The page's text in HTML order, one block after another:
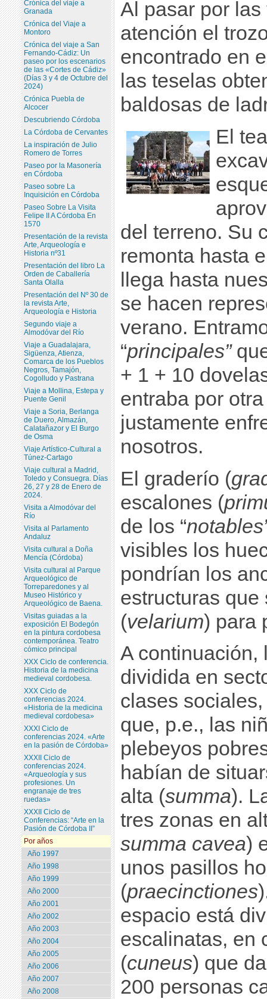
Al pasar por
atención el
encontrado en
las teselas
baldosas de
El
del terreno. Su
remonta hasta
llega hasta
se hacen
verano.
“principales”
+ 1 + 10
entraba por
justamente
nosotros.
El graderío (
escalones (
de los “
visibles los
pondrían los
estructuras
(velarium) para
A
dividida en
clases
que, p.e., las
plebeyos
habían de
alta (summa).
tres zonas en
summa cavea)
unos pasillos
(praecinctiones
espacio está
escalinatas, en
(cuneus) que
200 personas
Crónica del viaje a
Granada
Crónica del Viaje a
Montoro
Crónica del viaje a San
Fernando-Cádiz: Un
paseo por los escenarios
de las «Cortes de Cádiz»
(Días 3 y 4 de Octubre del
2024)
Crónica Puebla de
Alcocer
Descubriendo Córdoba
La Córdoba de Cervantes
La inspiración de Julio
Romero de Torres
Paseo por la Masonería
en Córdoba
Paseo sobre La
Inquisición en Córdoba
Paseo Sobre La Visita
Felipe II A Córdoba En
1570
Presentación de la revista
Arte, Arqueología e
Historia nº31
Presentación del libro La
Orden de Caballería
Santa Olalla
Presentación del Nº 30 de
la revista Arte,
Arqueología e Historia
Segundo viaje a
Almodóvar del Río
Viaje a Guadalajara,
Sigüenza, Atienza,
Comarca de los Pueblos
Negros, Tamajón,
Cogolludo y Pastrana
Viaje a Mollina, Estepa y
Puente Genil
Viaje a Soria, Berlanga
de Duero, Almazán,
Calatañazor y El Burgo
de Osma
Viaje Artístico-Cultural a
Túnez-Cartago
Viaje cultural a Madrid,
Toledo y Consuegra. Días
26, 27 y 28 de Enero de
2024.
Visita a Almodóvar del
Río
Visita al Parlamento
Andaluz
Visita cultural a Doña
Mencía (Córdoba)
Visita cultural al Parque
Arqueológico de
Torreparedones y al
Museo Histórico y
Arqueológico de Baena.
Visitas guiadas a la
exposición El Bodegón
en la pintura cordobesa
contemporánea. Teatro
cómico principal
XXX Ciclo de conferencia.
Historia de la medicina
medieval cordobesa.
XXX Ciclo de
conferencias 2024.
«Historia de la medicina
medieval cordobesa»
XXXI Ciclo de
conferencias 2024. «Arte
en la pasión de Córdoba»
XXXII Ciclo de
conferencias 2024.
«Arqueología y sus
profesiones. Un
engranaje de tres
ruedas»
XXXII Ciclo de
Conferencias: “Arte en la
Pasión de Córdoba II”
Por años
Año 1997
Año 1998
Año 1999
Año 2000
Año 2001
Año 2002
Año 2003
Año 2004
Año 2005
Año 2006
Año 2007
Año 2008